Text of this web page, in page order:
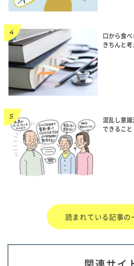
口から食
きちんと
混乱し意
できるこ
読まれている記事の